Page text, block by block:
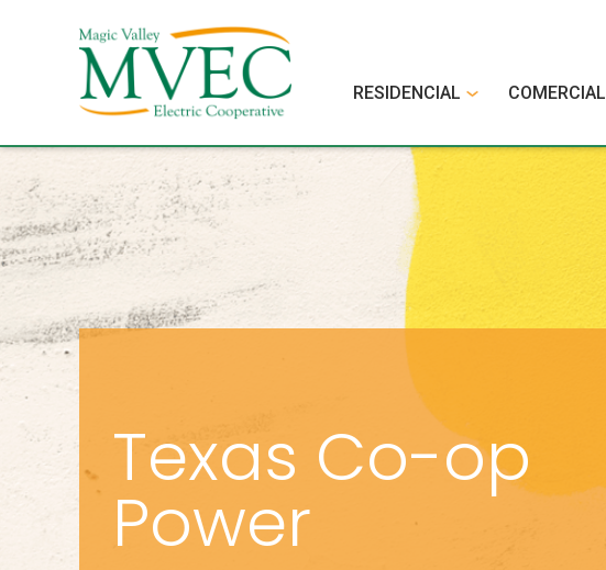
RESIDENCIAL COMERCIAL
Texas Co-op
Power